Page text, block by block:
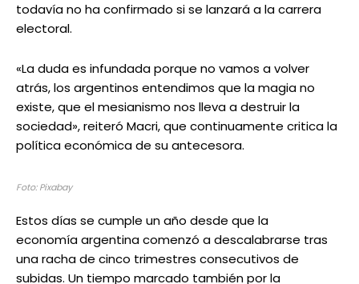
todavía no ha confirmado si se lanzará a la carrera
electoral.
«La duda es infundada porque no vamos a volver
atrás, los argentinos entendimos que la magia no
existe, que el mesianismo nos lleva a destruir la
sociedad», reiteró Macri, que continuamente critica la
política económica de su antecesora.
Foto: Pixabay
Estos días se cumple un año desde que la
economía argentina comenzó a descalabrarse tras
una racha de cinco trimestres consecutivos de
subidas. Un tiempo marcado también por la